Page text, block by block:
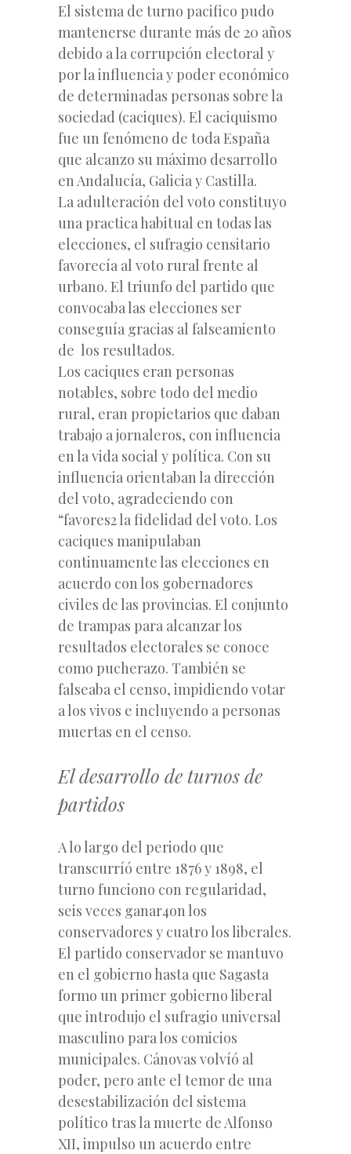
El sistema de turno pacifico pudo
mantenerse durante más de 20 años
debido a la corrupción electoral y
por la influencia y poder económico
de determinadas personas sobre la
sociedad (caciques). El caciquismo
fue un fenómeno de toda España
que alcanzo su máximo desarrollo
en Andalucía, Galicia y Castilla.
La adulteración del voto constituyo
una practica habitual en todas las
elecciones, el sufragio censitario
favorecía al voto rural frente al
urbano. El triunfo del partido que
convocaba las elecciones ser
conseguía gracias al falseamiento
de los resultados.
Los caciques eran personas
notables, sobre todo del medio
rural, eran propietarios que daban
trabajo a jornaleros, con influencia
en la vida social y política. Con su
influencia orientaban la dirección
del voto, agradeciendo con
“favores2 la fidelidad del voto. Los
caciques manipulaban
continuamente las elecciones en
acuerdo con los gobernadores
civiles de las provincias. El conjunto
de trampas para alcanzar los
resultados electorales se conoce
como pucherazo. También se
falseaba el censo, impidiendo votar
a los vivos e incluyendo a personas
muertas en el censo.
El desarrollo de turnos de
partidos
A lo largo del periodo que
transcurríó entre 1876 y 1898, el
turno funciono con regularidad,
seis veces ganar4on los
conservadores y cuatro los liberales.
El partido conservador se mantuvo
en el gobierno hasta que Sagasta
formo un primer gobierno liberal
que introdujo el sufragio universal
masculino para los comicios
municipales. Cánovas volvíó al
poder, pero ante el temor de una
desestabilización del sistema
político tras la muerte de Alfonso
XII, impulso un acuerdo entre